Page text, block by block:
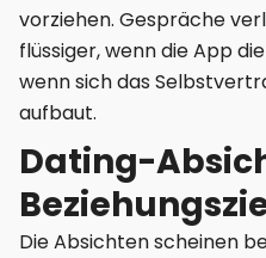
vorziehen. Gespräche
flüssiger, wenn die App
wenn sich das
aufbaut.
Dating-
Die Absichten scheinen